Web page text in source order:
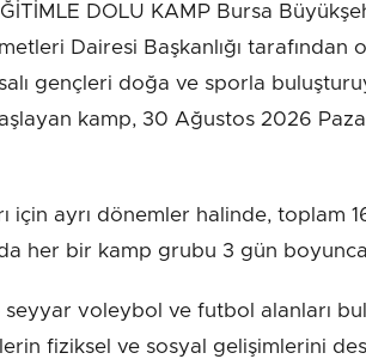
DOLU KAMP Bursa
Dairesi Başkanlığı tarafından
gençleri doğa ve sporla
kamp, 30 Ağustos 2026
için ayrı dönemler halinde, toplam
her bir kamp grubu 3 gün
seyyar voleybol ve futbol alanları
fiziksel ve sosyal gelişimlerini